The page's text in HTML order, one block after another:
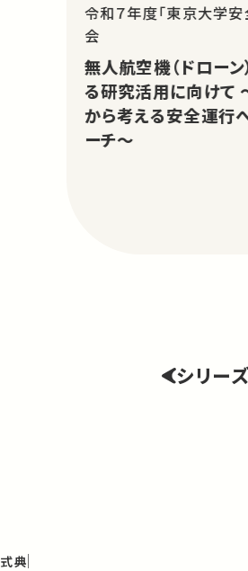
令和７年度「東京大学安
会
無人航空機（ドローン
る研究活用に向けて
から考える安全運行
ーチ～
シリー
典